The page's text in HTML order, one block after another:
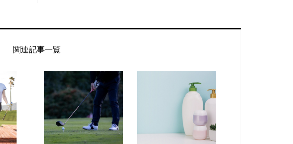
関連記事一覧